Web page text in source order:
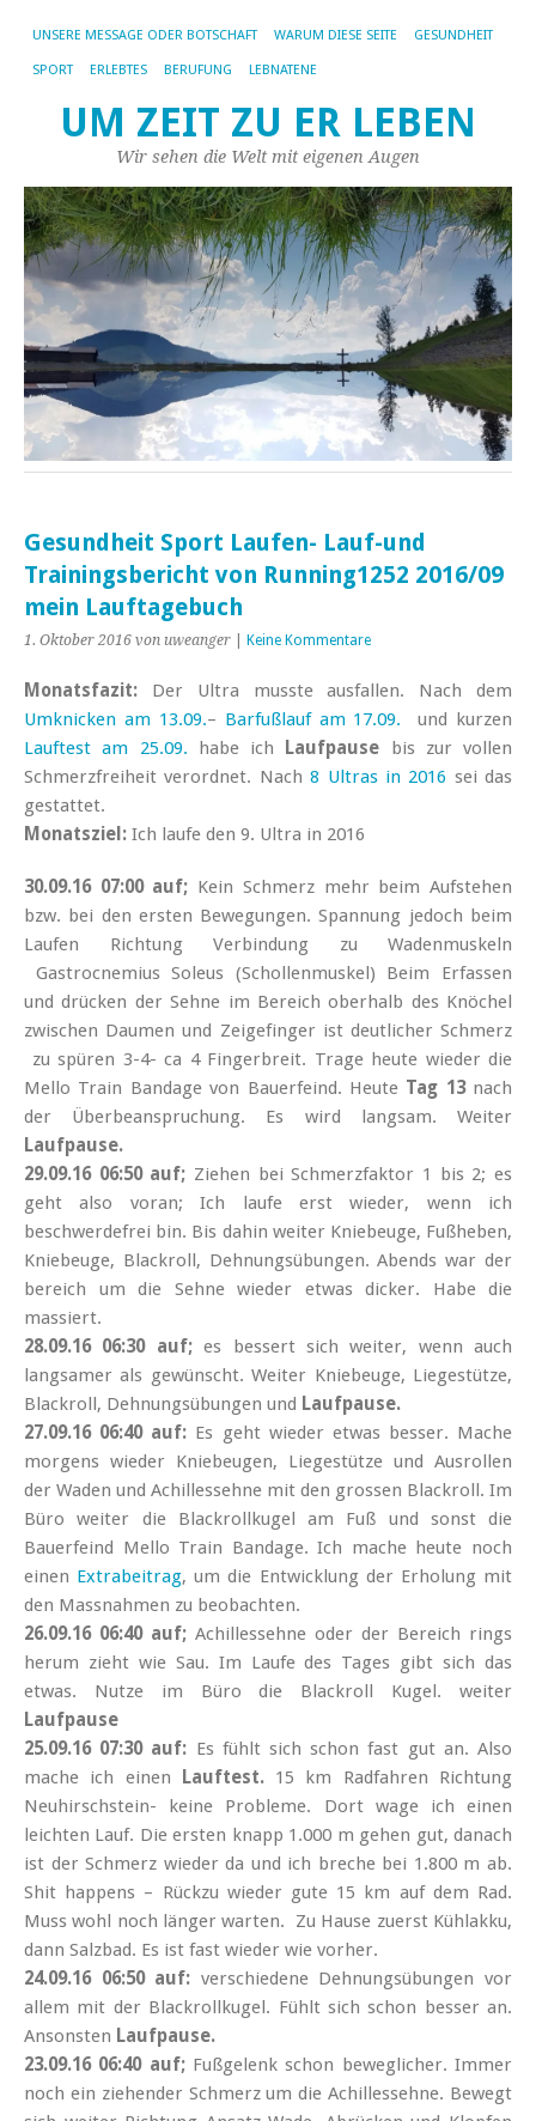
UNSERE MESSAGE ODER BOTSCHAFT WARUM DIESE SEITE GESUNDHEIT
SPORT ERLEBTES BERUFUNG LEBNATENE
UM ZEIT ZU ER LEBEN
Wir sehen die Welt mit eigenen Augen
Gesundheit Sport Laufen- Lauf-und
Trainingsbericht von Running1252 2016/09
mein Lauftagebuch
1. Oktober 2016 von uweanger Keine Kommentare
Monatsfazit: Der Ultra musste ausfallen. Nach dem
Umknicken am 13.09.– Barfußlauf am 17.09. und kurzen
Lauftest am 25.09. habe ich Laufpause bis zur vollen
Schmerzfreiheit verordnet. Nach 8 Ultras in 2016 sei das
gestattet.
Monatsziel: Ich laufe den 9. Ultra in 2016
30.09.16 07:00 auf; Kein Schmerz mehr beim Aufstehen
bzw. bei den ersten Bewegungen. Spannung jedoch beim
Laufen Richtung Verbindung zu Wadenmuskeln
Gastrocnemius Soleus (Schollenmuskel) Beim Erfassen
und drücken der Sehne im Bereich oberhalb des Knöchel
zwischen Daumen und Zeigefinger ist deutlicher Schmerz
zu spüren 3-4- ca 4 Fingerbreit. Trage heute wieder die
Mello Train Bandage von Bauerfeind. Heute Tag 13nach
der Überbeanspruchung. Es wird langsam. Weiter
Laufpause.
29.09.16 06:50 auf; Ziehen bei Schmerzfaktor 1 bis 2; es
geht also voran; Ich laufe erst wieder, wenn ich
beschwerdefrei bin. Bis dahin weiter Kniebeuge, Fußheben,
Kniebeuge, Blackroll, Dehnungsübungen. Abends war der
bereich um die Sehne wieder etwas dicker. Habe die
massiert.
28.09.16 06:30 auf;es bessert sich weiter, wenn auch
langsamer als gewünscht. Weiter Kniebeuge, Liegestütze,
Blackroll, Dehnungsübungen und Laufpause.
27.09.16 06:40 auf: Es geht wieder etwas besser. Mache
morgens wieder Kniebeugen, Liegestütze und Ausrollen
der Waden und Achillessehne mit den grossen Blackroll. Im
Büro weiter die Blackrollkugel am Fuß und sonst die
Bauerfeind Mello Train Bandage. Ich mache heute noch
einen Extrabeitrag, um die Entwicklung der Erholung mit
den Massnahmen zu beobachten.
26.09.16 06:40 auf; Achillessehne oder der Bereich rings
herum zieht wie Sau. Im Laufe des Tages gibt sich das
etwas. Nutze im Büro die Blackroll Kugel. weiter
Laufpause
25.09.16 07:30 auf: Es fühlt sich schon fast gut an. Also
mache ich einen
Lauftest.15 km Radfahren Richtung
Neuhirschstein- keine Probleme. Dort wage ich einen
leichten Lauf. Die ersten knapp 1.000 m gehen gut, danach
ist der Schmerz wieder da und ich breche bei 1.800 m ab.
Shit happens – Rückzu wieder gute 15 km auf dem Rad.
Muss wohl noch länger warten. Zu Hause zuerst Kühlakku,
dann Salzbad. Es ist fast wieder wie vorher.
24.09.16 06:50 auf: verschiedene Dehnungsübungen vor
allem mit der Blackrollkugel. Fühlt sich schon besser an.
Ansonsten Laufpause.
23.09.16 06:40 auf; Fußgelenk schon beweglicher. Immer
noch ein ziehender Schmerz um die Achillessehne. Bewegt